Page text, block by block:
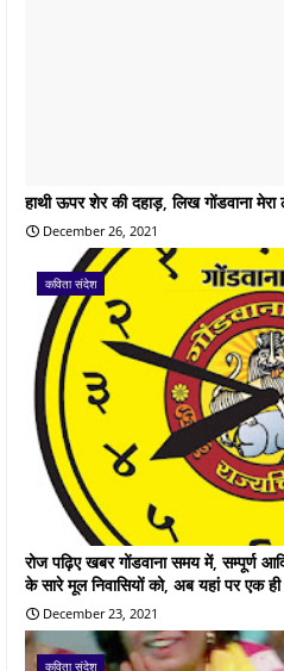
हाथी ऊपर शेर की दहाड़, लिख गोंडवाना
December 26, 2021
कविता संदेश
रोज पढ़िए खबर गोंडवाना समय में, सम्पूर्ण
के सारे मूल निवासियों को, अब यहां पर एक
December 23, 2021
कविता संदेश